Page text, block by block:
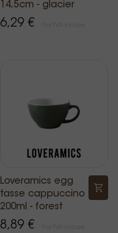
14,5cm - glacier
6,29 €
Loveramics egg
tasse cappuccino
200ml - forest
8,89 €